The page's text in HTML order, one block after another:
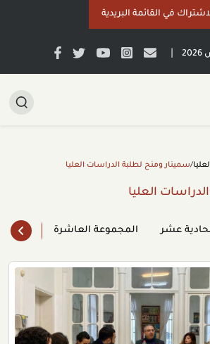
في القائمة البريدية
/سمينار ومنح لطلبة الدراسات العليا
العليا
عشر المجموعة العاشرة